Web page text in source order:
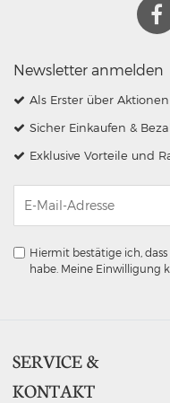
Newsletter anmelden
Als Erster über
Sicher Einkaufen &
Exklusive Vorteile und
Hiermit bestätige ich,
habe. Meine Einwilligung
SERVICE &
KONTAKT